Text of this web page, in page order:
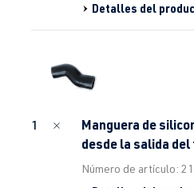
Detalles del
1
Manguera de
desde la salida del
Número de artículo: